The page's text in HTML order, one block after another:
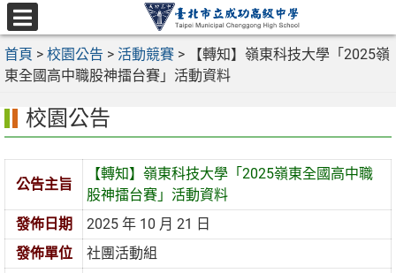
跳
至
主
要
區
選
單
首頁 > 校園公告 > 活動競賽 >
【轉知】嶺東科技大學「2025嶺
東全國高中職股神擂台賽」活動資料
校園公告
公告主旨
【轉知】嶺東科技大學「2025嶺東全國高中職
股神擂台賽」活動資料
發佈日期
2025 年 10 月 21 日
發佈單位
社團活動組